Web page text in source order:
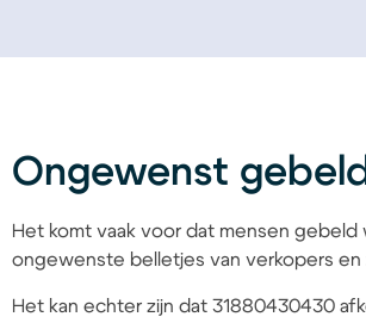
Ongewenst
Het komt vaak voor dat mensen
ongewenste belletjes van verkopers
Het kan echter zijn dat 31880430430